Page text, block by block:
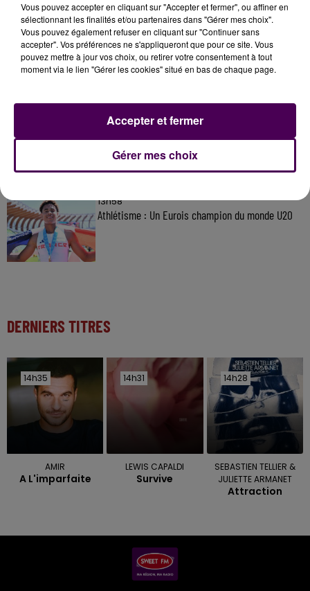
À LA UNE
7 août 2026
Gagnez vos pass pour le V and B Fest' 2026 !
Inscrivez-vous au casting The Voice & The Voice
Kids !
13h58
Athlétisme : Un Eurois champion du monde U20
DERNIERS TITRES
14h35
14h35
AMIR
A L'imparfaite
14h31
14h31
LEWIS CAPALDI
Survive
14h28
14h28
SEBASTIEN TELLIER &
JULIETTE ARMANET
Attraction
Vous pouvez accepter en cliquant sur "Accepter et fermer", ou affiner en
sélectionnant les finalités et/ou partenaires dans "Gérer mes choix".
Vous pouvez également refuser en cliquant sur "Continuer sans
accepter". Vos préférences ne s'appliqueront que pour ce site. Vous
pouvez mettre à jour vos choix, ou retirer votre consentement à tout
moment via le lien "Gérer les cookies" situé en bas de chaque page.
Gérer mes choix
Accepter et fermer